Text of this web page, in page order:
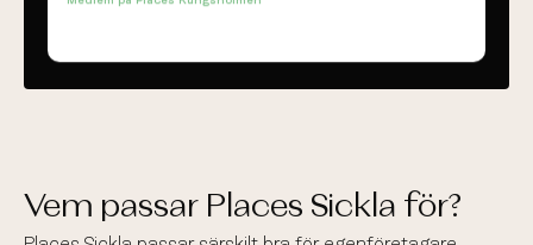
Vem passar Places Sickla för?